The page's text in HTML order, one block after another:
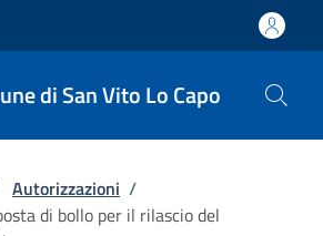
di San Vito Lo Capo
Autorizzazioni /
di bollo per il rilascio del